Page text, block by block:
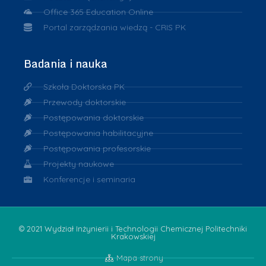
Office 365 Education Online
Portal zarządzania wiedzą - CRIS PK
Badania i nauka
Szkoła Doktorska PK
Przewody doktorskie
Postępowania doktorskie
Postępowania habilitacyjne
Postępowania profesorskie
Projekty naukowe
Konferencje i seminaria
© 2021 Wydział Inżynierii i Technologii Chemicznej Politechniki
Krakowskiej
Mapa strony